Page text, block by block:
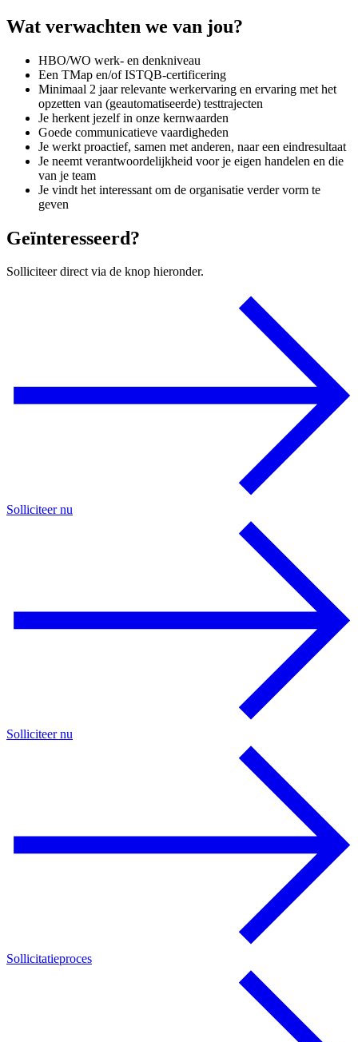
Wat verwachten we van jou?
HBO/WO werk- en denkniveau
Een TMap en/of ISTQB-certificering
Minimaal 2 jaar relevante werkervaring en ervaring met het
opzetten van (geautomatiseerde) testtrajecten
Je herkent jezelf in onze kernwaarden
Goede communicatieve vaardigheden
Je werkt proactief, samen met anderen, naar een eindresultaat
Je neemt verantwoordelijkheid voor je eigen handelen en die
van je team
Je vindt het interessant om de organisatie verder vorm te
geven
Geïnteresseerd?
Solliciteer direct via de knop hieronder.
Solliciteer nu
Solliciteer nu
Sollicitatieproces